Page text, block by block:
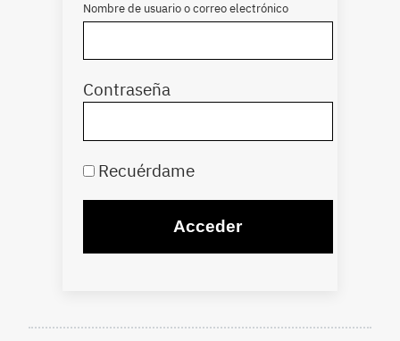
Nombre de usuario o correo electrónico
Contraseña
Recuérdame